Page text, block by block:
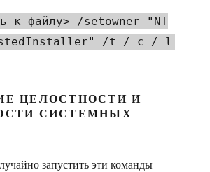
к файлу> /setowner "NT
/t / c / l
ЦЕЛОСТНОСТИ И
СИСТЕМНЫХ
запустить эти команды